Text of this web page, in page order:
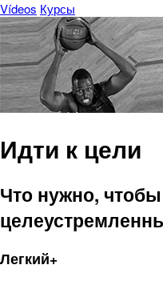
Vídeos Курсы
Идти к цели
Что нужно,
Легкий+